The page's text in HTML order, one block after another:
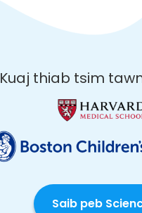
Kuaj thiab tsim
Saib peb